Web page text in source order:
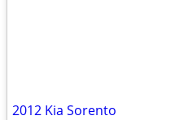
2012 Kia Sorento